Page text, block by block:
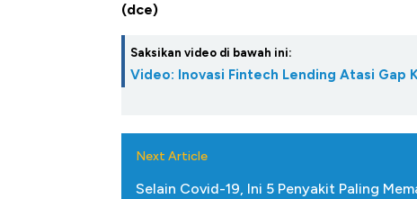
(dce)
Saksikan video di bawah ini:
Video: Inovasi Fintech Lending Atasi Gap
Next Article
Selain Covid-19, Ini 5 Penyakit Paling